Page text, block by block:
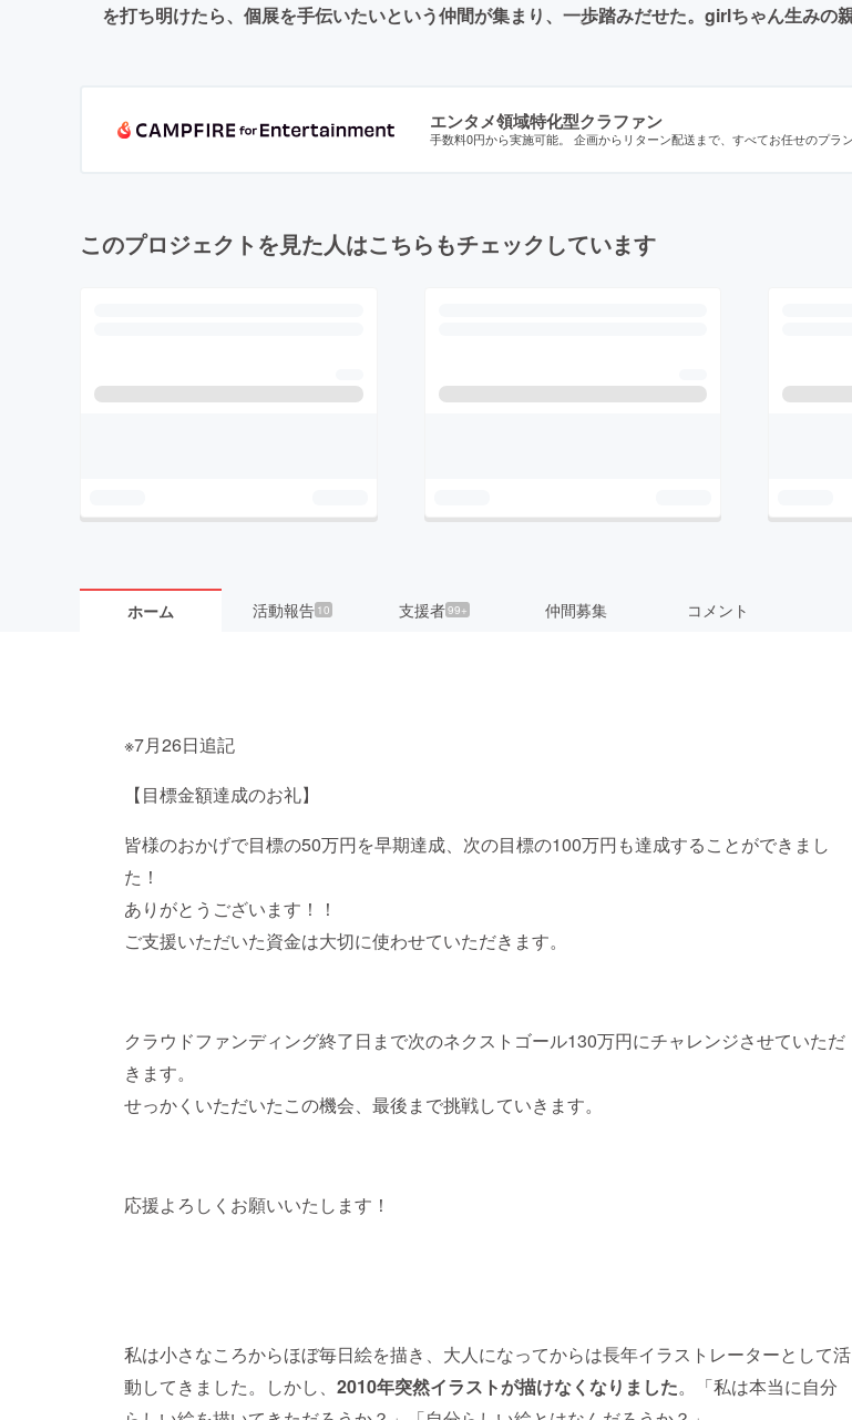
を打ち明けたら、個展を手伝いたいという仲間が集まり、一歩踏みだせた。girlちゃん生みの
エンタメ領域特化型クラファン
手数料0円から実施可能。 企画からリターン配送まで、すべてお任せのプラ
このプロジェクトを見た人はこちらもチェックしています
ホーム 活動報告 10 支援者99+ 仲間募集 コメント
※7月26日追記
【目標金額達成のお礼】
皆様のおかげで目標の50万円を早期達成、次の目標の100万円も達成することができまし
た！
ありがとうございます！！
ご支援いただいた資金は大切に使わせていただきます。
クラウドファンディング終了日まで次のネクストゴール130万円にチャレンジさせていただ
きます。
せっかくいただいたこの機会、最後まで挑戦していきます。
応援よろしくお願いいたします！
私は小さなころからほぼ毎日絵を描き、大人になってからは長年イラストレーターとして活
動してきました。しかし、 2010年突然イラストが描けなくなりました。「私は本当に自分